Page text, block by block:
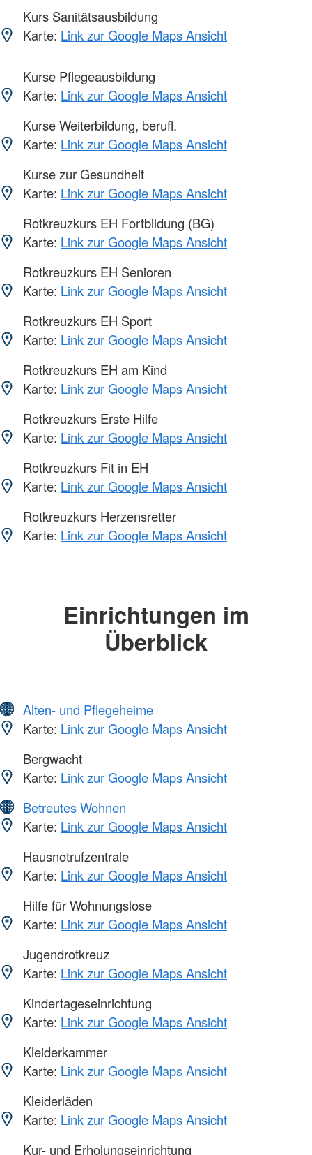
Kurs Sanitätsausbildung
Karte: Link zur Google Maps Ansicht
Kurse Pflegeausbildung
Karte: Link zur Google Maps Ansicht
Kurse Weiterbildung, berufl.
Karte: Link zur Google Maps Ansicht
Kurse zur Gesundheit
Karte: Link zur Google Maps Ansicht
Rotkreuzkurs EH Fortbildung (BG)
Karte: Link zur Google Maps Ansicht
Rotkreuzkurs EH Senioren
Karte: Link zur Google Maps Ansicht
Rotkreuzkurs EH Sport
Karte: Link zur Google Maps Ansicht
Rotkreuzkurs EH am Kind
Karte: Link zur Google Maps Ansicht
Rotkreuzkurs Erste Hilfe
Karte: Link zur Google Maps Ansicht
Rotkreuzkurs Fit in EH
Karte: Link zur Google Maps Ansicht
Rotkreuzkurs Herzensretter
Karte: Link zur Google Maps Ansicht
Einrichtungen im
Überblick
Alten- und Pflegeheime
Karte: Link zur Google Maps Ansicht
Bergwacht
Karte: Link zur Google Maps Ansicht
Betreutes Wohnen
Karte: Link zur Google Maps Ansicht
Hausnotrufzentrale
Karte: Link zur Google Maps Ansicht
Hilfe für Wohnungslose
Karte: Link zur Google Maps Ansicht
Jugendrotkreuz
Karte: Link zur Google Maps Ansicht
Kindertageseinrichtung
Karte: Link zur Google Maps Ansicht
Kleiderkammer
Karte: Link zur Google Maps Ansicht
Kleiderläden
Karte: Link zur Google Maps Ansicht
Kur- und Erholungseinrichtung